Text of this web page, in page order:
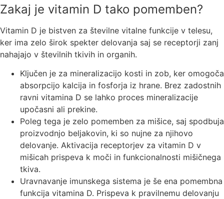
Zakaj je vitamin D tako pomemben?
Vitamin D je bistven za številne vitalne funkcije v telesu,
ker ima zelo širok spekter delovanja saj se receptorji zanj
nahajajo v številnih tkivih in organih.
Ključen je za mineralizacijo kosti in zob, ker omogoča
absorpcijo kalcija in fosforja iz hrane. Brez zadostnih
ravni vitamina D se lahko proces mineralizacije
upočasni ali prekine.
Poleg tega je zelo pomemben za mišice, saj spodbuja
proizvodnjo beljakovin, ki so nujne za njihovo
delovanje. Aktivacija receptorjev za vitamin D v
mišicah prispeva k moči in funkcionalnosti mišičnega
tkiva.
Uravnavanje imunskega sistema je še ena pomembna
funkcija vitamina D. Prispeva k pravilnemu delovanju